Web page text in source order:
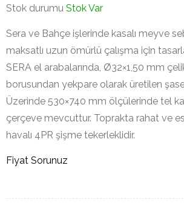
Stok durumu Stok Var
Sera ve Bahçe işlerinde kasalı meyve
maksatlı uzun ömürlü çalışma için
SERA el arabalarında, Ø32×1,50 mm
borusundan yekpare olarak üretilen şase
Üzerinde 530×740 mm ölçülerinde tel
çerçeve mevcuttur. Toprakta rahat ve
havalı 4PR şişme tekerleklidir.
Fiyat Sorunuz